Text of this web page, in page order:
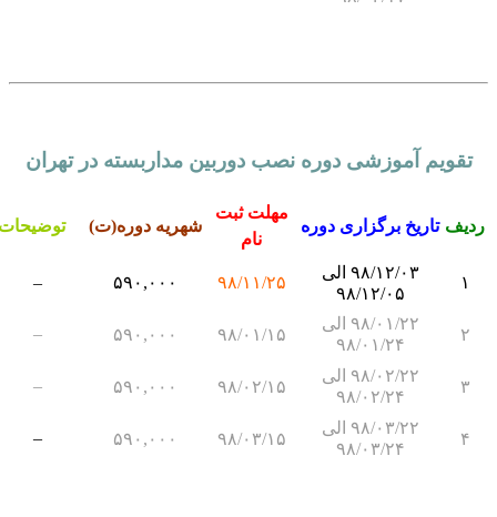
تقویم آموزشی دوره نصب دوربین مداربسته در تهران
تاریخ برگزاری دوره
مهلت ثبت
نام
شهریه دوره(ت) توضیحات
۹۸/۱۲/۰۳ الی
۹۸/۱۲/۰۵
۹۸/۱۱/۲۵ ۵۹۰,۰۰۰
۹۸/۰۱/۲۲ الی
۹۸/۰۱/۲۴
۹۸/۰۱/۱۵ ۵۹۰,۰۰۰
۹۸/۰۲/۲۲ الی
۹۸/۰۲/۲۴
۹۸/۰۲/۱۵ ۵۹۰,۰۰۰
۹۸/۰۳/۲۲ الی
۹۸/۰۳/۲۴
۹۸/۰۳/۱۵ ۵۹۰,۰۰۰